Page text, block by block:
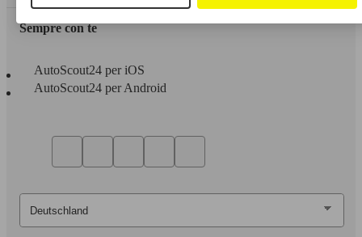
Sempre con te
AutoScout24 per iOS
AutoScout24 per Android